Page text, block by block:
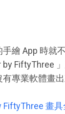
繪 App 時就
FiftyThree
專業軟體畫
FiftyThree 畫